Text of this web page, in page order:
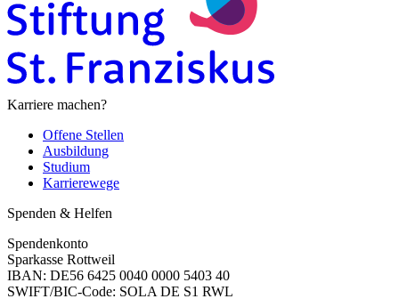
Karriere machen?
Offene Stellen
Ausbildung
Studium
Karrierewege
Spenden & Helfen
Spendenkonto
Sparkasse Rottweil
IBAN: DE56 6425 0040 0000 5403 40
SWIFT/BIC-Code: SOLA DE S1 RWL